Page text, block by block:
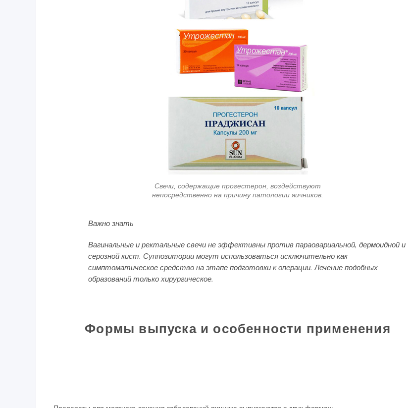
Свечи, содержащие прогестерон, воздействуют
непосредственно на причину патологии яичников.
Важно знать
Вагинальные и ректальные свечи не эффективны против параовариальной, дермоидной и
серозной кист. Суппозитории могут использоваться исключительно как
симптоматическое средство на этапе подготовки к операции. Лечение подобных
образований только хирургическое.
Формы выпуска и особенности применения